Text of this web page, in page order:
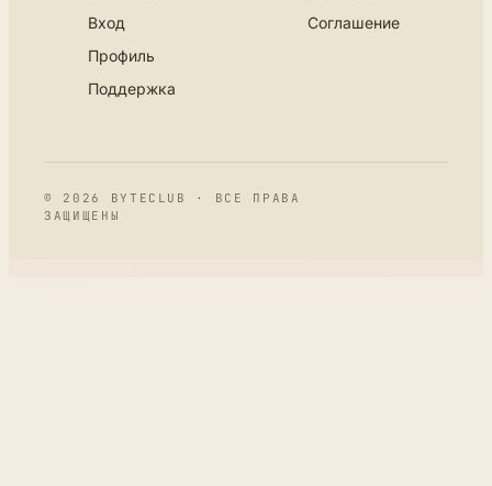
Вход
Профиль
Поддержка
Соглашение
© 2026 BYTECLUB · ВСЕ ПРАВА
ЗАЩИЩЕНЫ